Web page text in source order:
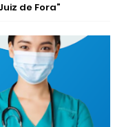
de Fora